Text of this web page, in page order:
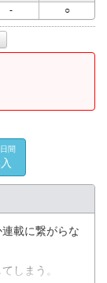
- ○
間
載に繋がらな
しまう。